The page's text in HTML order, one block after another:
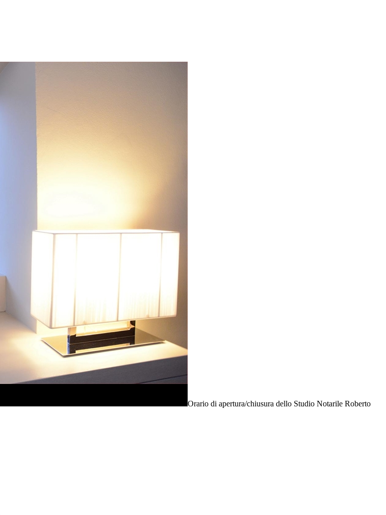
Orario di apertura/chiusura dello Studio Notarile Roberto